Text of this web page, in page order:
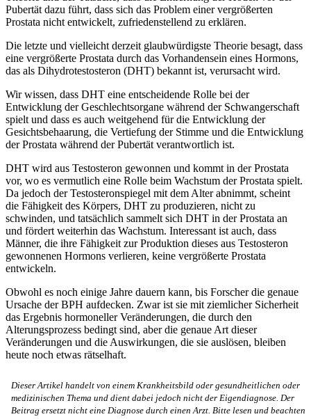
Pubertät dazu führt, dass sich das Problem einer vergrößerten
Prostata nicht entwickelt, zufriedenstellend zu erklären.
Die letzte und vielleicht derzeit glaubwürdigste Theorie besagt, dass
eine vergrößerte Prostata durch das Vorhandensein eines Hormons,
das als Dihydrotestosteron (DHT) bekannt ist, verursacht wird.
Wir wissen, dass DHT eine entscheidende Rolle bei der
Entwicklung der Geschlechtsorgane während der Schwangerschaft
spielt und dass es auch weitgehend für die Entwicklung der
Gesichtsbehaarung, die Vertiefung der Stimme und die Entwicklung
der Prostata während der Pubertät verantwortlich ist.
DHT wird aus Testosteron gewonnen und kommt in der Prostata
vor, wo es vermutlich eine Rolle beim Wachstum der Prostata spielt.
Da jedoch der Testosteronspiegel mit dem Alter abnimmt, scheint
die Fähigkeit des Körpers, DHT zu produzieren, nicht zu
schwinden, und tatsächlich sammelt sich DHT in der Prostata an
und fördert weiterhin das Wachstum. Interessant ist auch, dass
Männer, die ihre Fähigkeit zur Produktion dieses aus Testosteron
gewonnenen Hormons verlieren, keine vergrößerte Prostata
entwickeln.
Obwohl es noch einige Jahre dauern kann, bis Forscher die genaue
Ursache der BPH aufdecken. Zwar ist sie mit ziemlicher Sicherheit
das Ergebnis hormoneller Veränderungen, die durch den
Alterungsprozess bedingt sind, aber die genaue Art dieser
Veränderungen und die Auswirkungen, die sie auslösen, bleiben
heute noch etwas rätselhaft.
Dieser Artikel handelt von einem Krankheitsbild oder gesundheitlichen oder
medizinischen Thema und dient dabei jedoch nicht der Eigendiagnose. Der
Beitrag ersetzt nicht eine Diagnose durch einen Arzt. Bitte lesen und beachten